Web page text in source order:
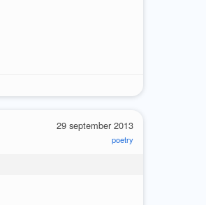
29 september 2013
poetry